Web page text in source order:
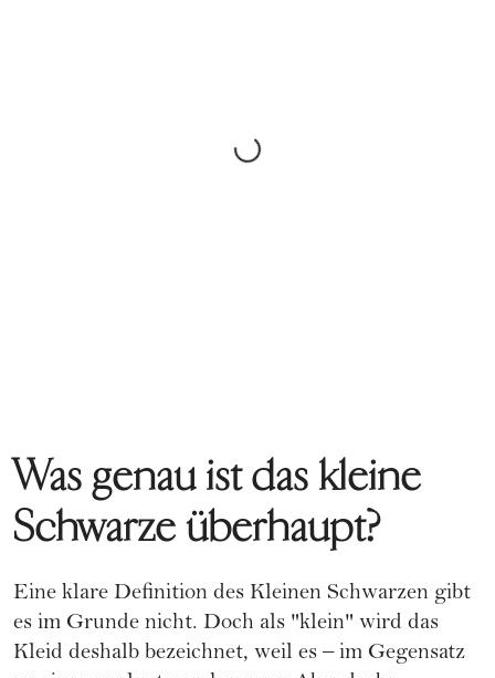
Was genau ist das kleine
Schwarze überhaupt?
Eine klare Definition des Kleinen Schwarzen gibt
es im Grunde nicht. Doch als "klein" wird das
Kleid deshalb bezeichnet, weil es – im Gegensatz